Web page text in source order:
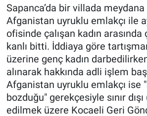
Sapanca’da bir villada
Afganistan uyruklu emlakçı ile
ofisinde çalışan kadın arasında
kanlı bitti. İddiaya göre
üzerine genç kadın
alınarak hakkında adli işlem
Afganistan uyruklu emlakçı ise
bozduğu" gerekçesiyle sınır
edilmek üzere Kocaeli Geri